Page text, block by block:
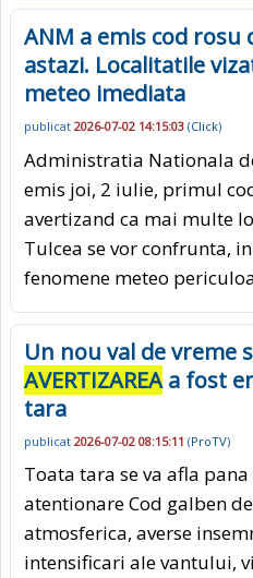
ANM a emis cod
astazi. Localitatile
meteo imediata
publicat 2026-07-02 14:15:03 (Click)
Administratia Nationala
emis joi, 2 iulie, primul
avertizand ca mai multe
Tulcea se vor confrunta,
fenomene meteo
Un nou val de vreme
AVERTIZAREAa fost
tara
publicat 2026-07-02 08:15:11 (ProTV)
Toata tara se va afla
atentionare Cod galben
atmosferica, averse
intensificari ale vantului,